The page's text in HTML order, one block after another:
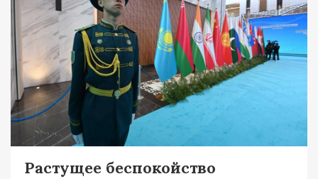
Растущее беспокойство